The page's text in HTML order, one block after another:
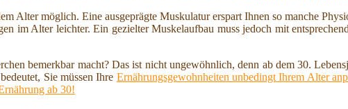
Alter möglich. Eine ausgeprägte Muskulatur erspart Ihnen so manche
im Alter leichter. Ein gezielter Muskelaufbau muss jedoch mit
bemerkbar macht? Das ist nicht ungewöhnlich, denn ab dem 30.
Sie müssen Ihre Ernährungsgewohnheiten unbedingt Ihrem Alter
ab 30!